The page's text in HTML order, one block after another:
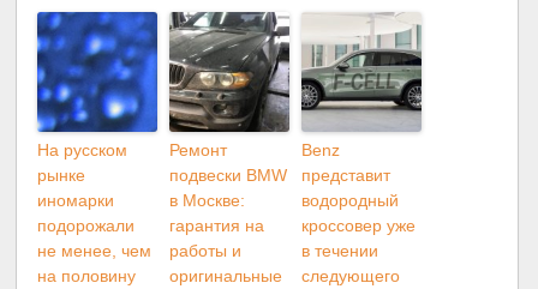
На русском
рынке
иномарки
подорожали
не менее, чем
на половину
Ремонт
подвески BMW
в Москве:
гарантия на
работы и
оригинальные
Benz
представит
водородный
кроссовер уже
в течении
следующего